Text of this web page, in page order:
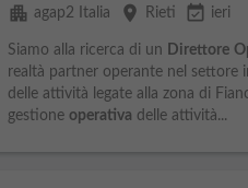
apartment agap2 Italia place Rieti event_available ieri
Siamo alla ricerca di un Direttore
realtà partner operante nel
delle attività legate alla zona di
gestione operativa delle attività...